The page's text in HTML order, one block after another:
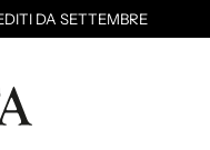
DA SETTEMBRE